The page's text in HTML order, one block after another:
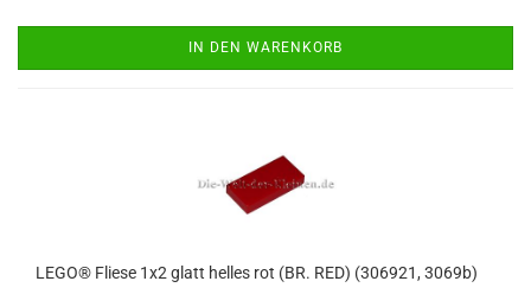
IN DEN WARENKORB
LEGO® Fliese 1x2 glatt helles rot (BR. RED) (306921, 3069b)